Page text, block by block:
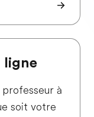
ligne
à
soit votre